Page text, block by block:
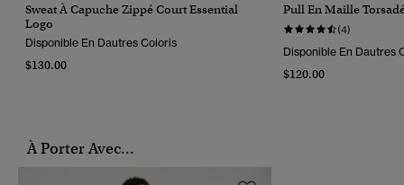
Sweat À Capuche Zippé Court Essential
Logo
Disponible En Dautres Coloris
$130.00
Pull En Maille
(4)
Disponible En Dautres
$120.00
À Porter Avec...